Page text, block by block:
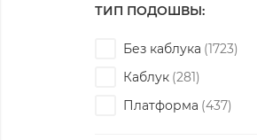
ТИП ПОДОШВЫ:
Без каблука
Каблук
Платформа